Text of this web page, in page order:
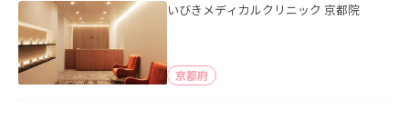
いびきメディカルクリニック 京都院
京都府